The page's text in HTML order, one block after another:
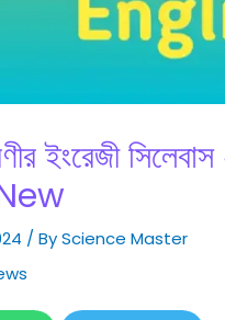
ইংরেজী
/ ByScience Master